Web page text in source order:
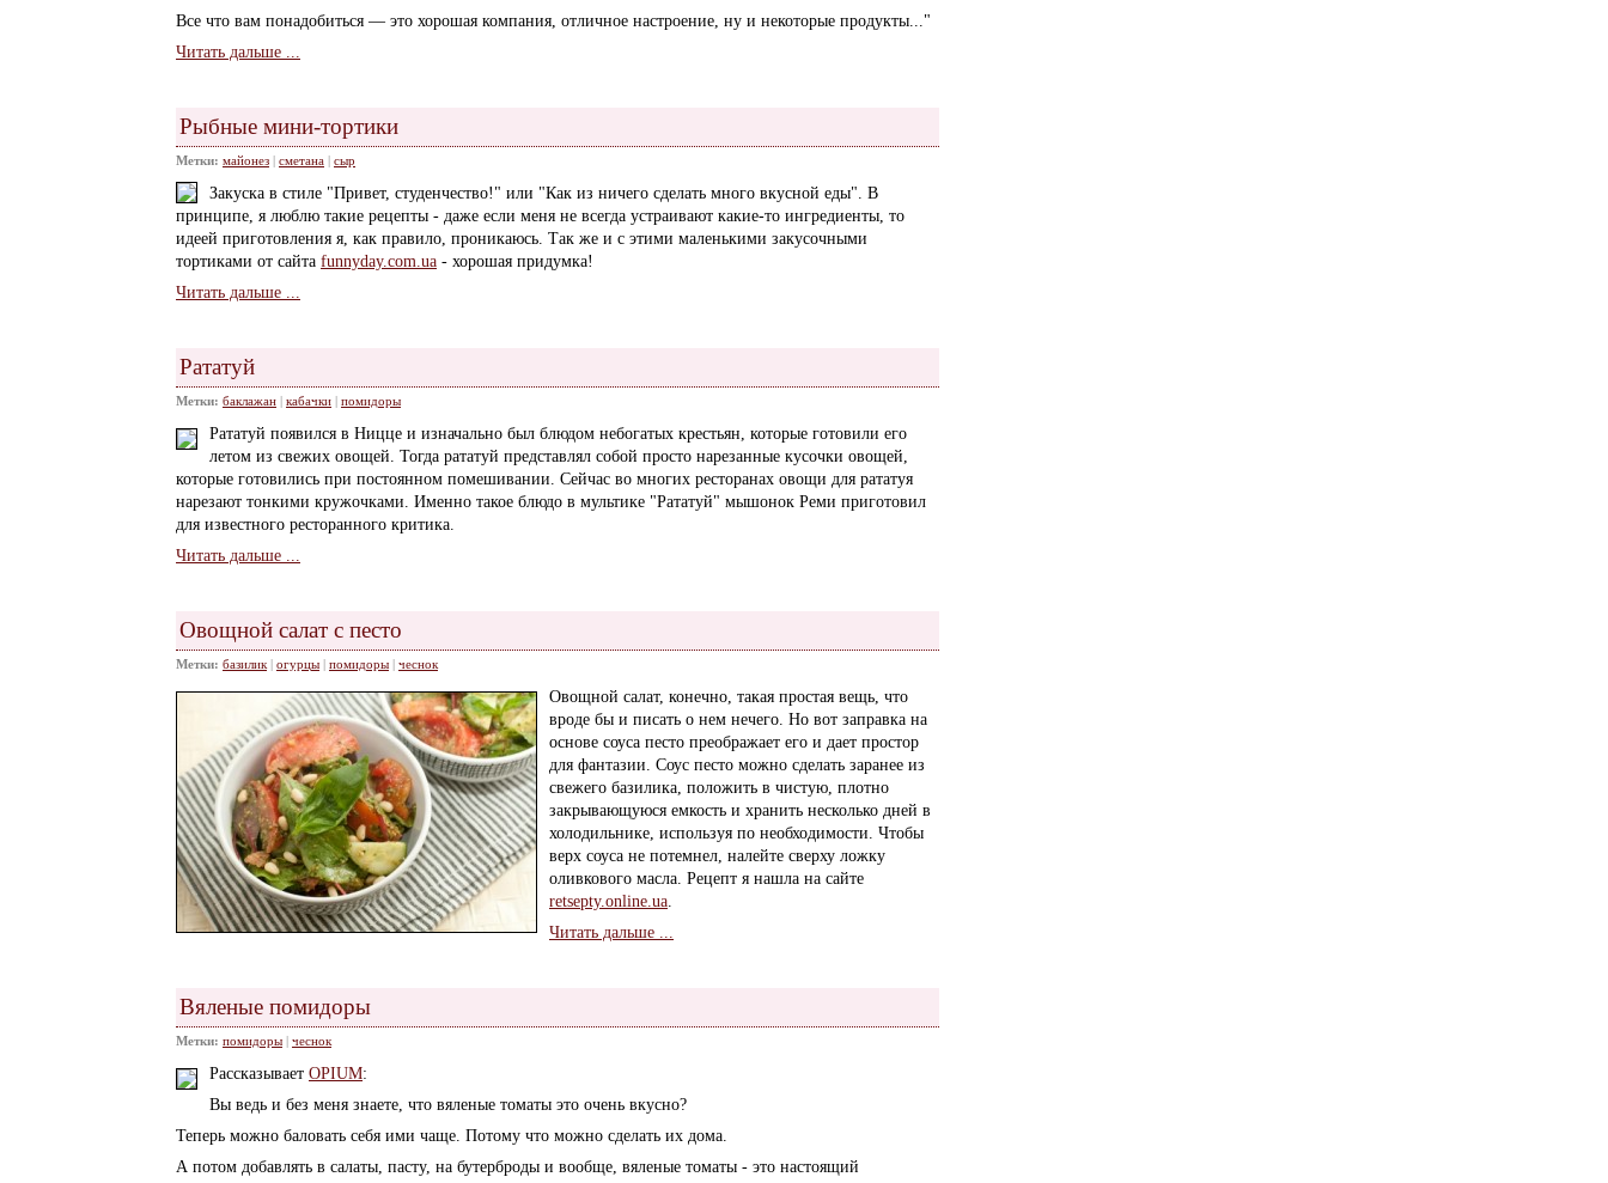
Все что вам понадобиться — это хорошая компания, отличное настроение, ну и некоторые продукты..."
Читать дальше ...
Рыбные мини-тортики
Метки: майонез сметана сыр
Закуска в стиле "Привет, студенчество!" или "Как из ничего сделать много вкусной еды". В
принципе, я люблю такие рецепты - даже если меня не всегда устраивают какие-то ингредиенты, то
идеей приготовления я, как правило, проникаюсь. Так же и с этими маленькими закусочными
тортиками от сайта funnyday.com.ua - хорошая придумка!
Читать дальше ...
Рататуй
Метки: баклажан кабачки помидоры
Рататуй появился в Ницце и изначально был блюдом небогатых крестьян, которые готовили его
летом из свежих овощей. Тогда рататуй представлял собой просто нарезанные кусочки овощей,
которые готовились при постоянном помешивании. Сейчас во многих ресторанах овощи для рататуя
нарезают тонкими кружочками. Именно такое блюдо в мультике "Рататуй" мышонок Реми приготовил
для известного ресторанного критика.
Читать дальше ...
Овощной салат с песто
Метки: базилик огурцы помидоры чеснок
Овощной салат, конечно, такая простая вещь, что
вроде бы и писать о нем нечего. Но вот заправка на
основе соуса песто преображает его и дает простор
для фантазии. Соус песто можно сделать заранее из
свежего базилика, положить в чистую, плотно
закрывающуюся емкость и хранить несколько дней в
холодильнике, используя по необходимости. Чтобы
верх соуса не потемнел, налейте сверху ложку
оливкового масла. Рецепт я нашла на сайте
retsepty.online.ua.
Читать дальше ...
Вяленые помидоры
Метки: помидоры чеснок
Рассказывает OPIUM:
Вы ведь и без меня знаете, что вяленые томаты это очень вкусно?
Теперь можно баловать себя ими чаще. Потому что можно сделать их дома.
А потом добавлять в салаты, пасту, на бутерброды и вообще, вяленые томаты - это настоящий